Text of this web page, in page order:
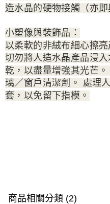
造水晶的硬物接觸（亦即
小塑像與裝飾品：
以柔軟的非絨布細心擦
切勿將人造水晶產品浸
乾，以盡量增強其光芒
璃／窗戶清潔劑。 處理
套，以免留下指模。
商品相關分類 (2)